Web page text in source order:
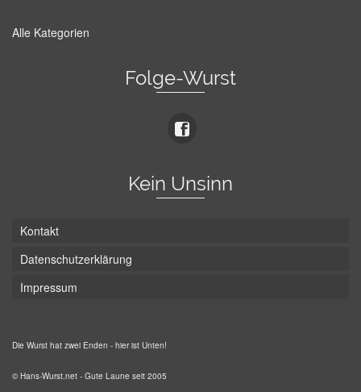
Alle Kategorien
Folge-Wurst
Kein Unsinn
Kontakt
Datenschutzerklärung
Impressum
Die Wurst hat zwei Enden - hier ist Unten!
© Hans-Wurst.net - Gute Laune seit 2005